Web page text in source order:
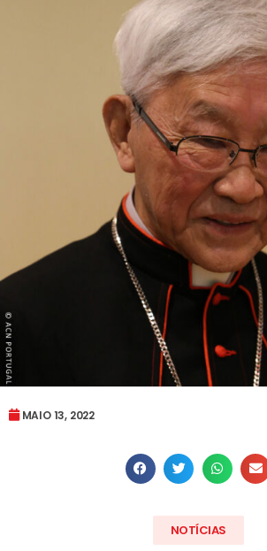
MAIO 13, 2022
NOTÍCIAS